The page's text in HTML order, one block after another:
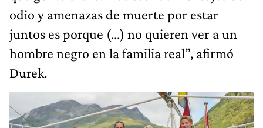
odio y amenazas de muerte por estar
juntos es porque (...) no quieren ver a un
hombre negro en la familia real”, afirmó
Durek.